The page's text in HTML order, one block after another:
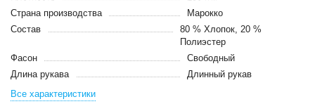
Страна производства
Марокко
Состав
80 % Хлопок, 20 %
Полиэстер
Фасон
Свободный
Длина рукава
Длинный рукав
Все характеристики